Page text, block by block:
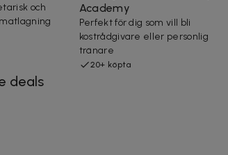
och
Academy
Perfekt för dig som vill bli
kostrådgivare eller personlig
tränare
20+ köpta
deals